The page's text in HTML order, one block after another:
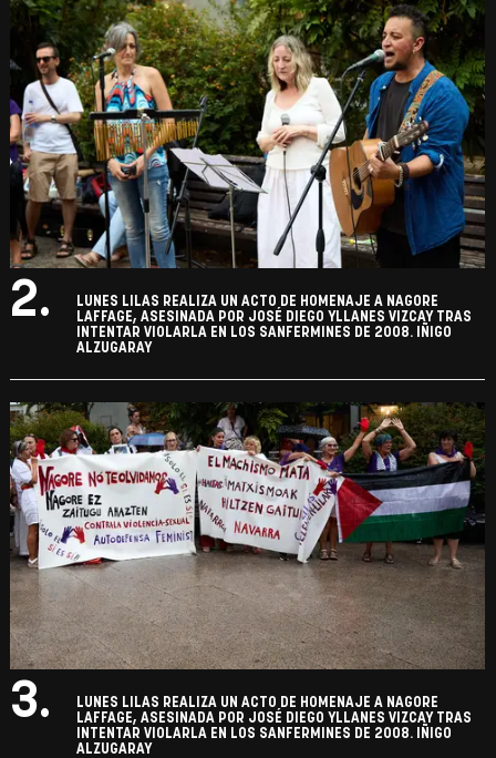
2.
LUNES LILAS REALIZA UN ACTO DE HOMENAJE A NAGORE
LAFFAGE, ASESINADA POR JOSÉ DIEGO YLLANES VIZCAY TRAS
INTENTAR VIOLARLA EN LOS SANFERMINES DE 2008. IÑIGO
ALZUGARAY
3.
LUNES LILAS REALIZA UN ACTO DE HOMENAJE A NAGORE
LAFFAGE, ASESINADA POR JOSÉ DIEGO YLLANES VIZCAY TRAS
INTENTAR VIOLARLA EN LOS SANFERMINES DE 2008. IÑIGO
ALZUGARAY